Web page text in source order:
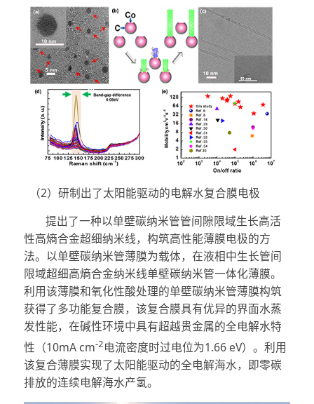
（2）研制出了太阳能驱动的电解水复合膜电极
提出了一种以单壁碳纳米管管间隙限域生长高活
性高熵合金超细纳米线，构筑高性能薄膜电极的方
法。以单壁碳纳米管薄膜为载体，在液相中生长管间
限域超细高熵合金纳米线单壁碳纳米管一体化薄膜。
利用该薄膜和氧化性酸处理的单壁碳纳米管薄膜构筑
获得了多功能复合膜，该复合膜具有优异的界面水蒸
发性能，在碱性环境中具有超越贵金属的全电解水特
性（10mA cm-2电流密度时过电位为1.66 eV）。利用
该复合薄膜实现了太阳能驱动的全电解海水，即零碳
排放的连续电解海水产氢。